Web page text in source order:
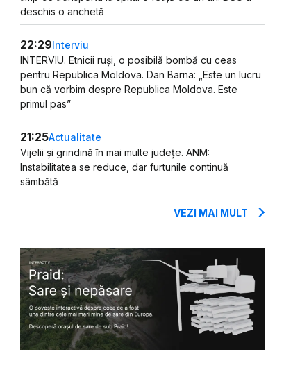
deschis o anchetă
22:29Interviu
INTERVIU. Etnicii ruși, o posibilă bombă cu ceas
pentru Republica Moldova. Dan Barna: „Este un lucru
bun că vorbim despre Republica Moldova. Este
primul pas”
21:25Actualitate
Vijelii și grindină în mai multe județe. ANM:
Instabilitatea se reduce, dar furtunile continuă
sâmbătă
VEZI MAI MULT